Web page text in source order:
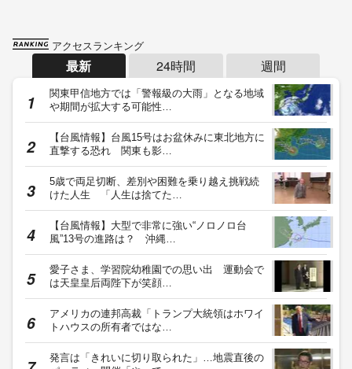
アクセスランキング
最新 24時間 週間
関東甲信地方では「警報級の大雨」となる地域
や期間が拡大する可能性…
【台風情報】台風15号はお盆休みに東北地方に
直撃する恐れ 関東も影…
5歳で両足切断、差別や困難を乗り越え挑戦続
けた人生 「人生は捨てた…
【台風情報】大型で非常に強い“ノロノロ台
風”13号の進路は？ 沖縄…
愛子さま、学習院幼稚園での思い出 運動会で
は天皇皇后両陛下が笑顔…
アメリカの連邦高裁「トランプ大統領はホワイ
トハウスの所有者ではな…
発言は「きれいに切り取られた」…地震直後の